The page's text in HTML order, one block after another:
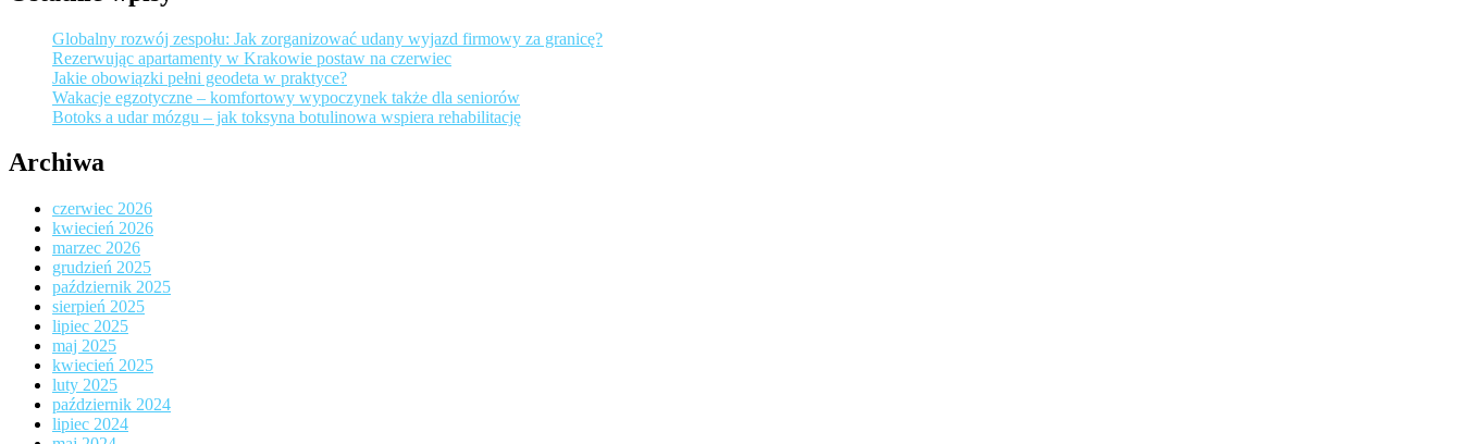
Globalny rozwój zespołu: Jak zorganizować udany wyjazd firmowy za granicę?
Rezerwując apartamenty w Krakowie postaw na czerwiec
Jakie obowiązki pełni geodeta w praktyce?
Wakacje egzotyczne – komfortowy wypoczynek także dla seniorów
Botoks a udar mózgu – jak toksyna botulinowa wspiera rehabilitację
Archiwa
czerwiec 2026
kwiecień 2026
marzec 2026
grudzień 2025
październik 2025
sierpień 2025
lipiec 2025
maj 2025
kwiecień 2025
luty 2025
październik 2024
lipiec 2024